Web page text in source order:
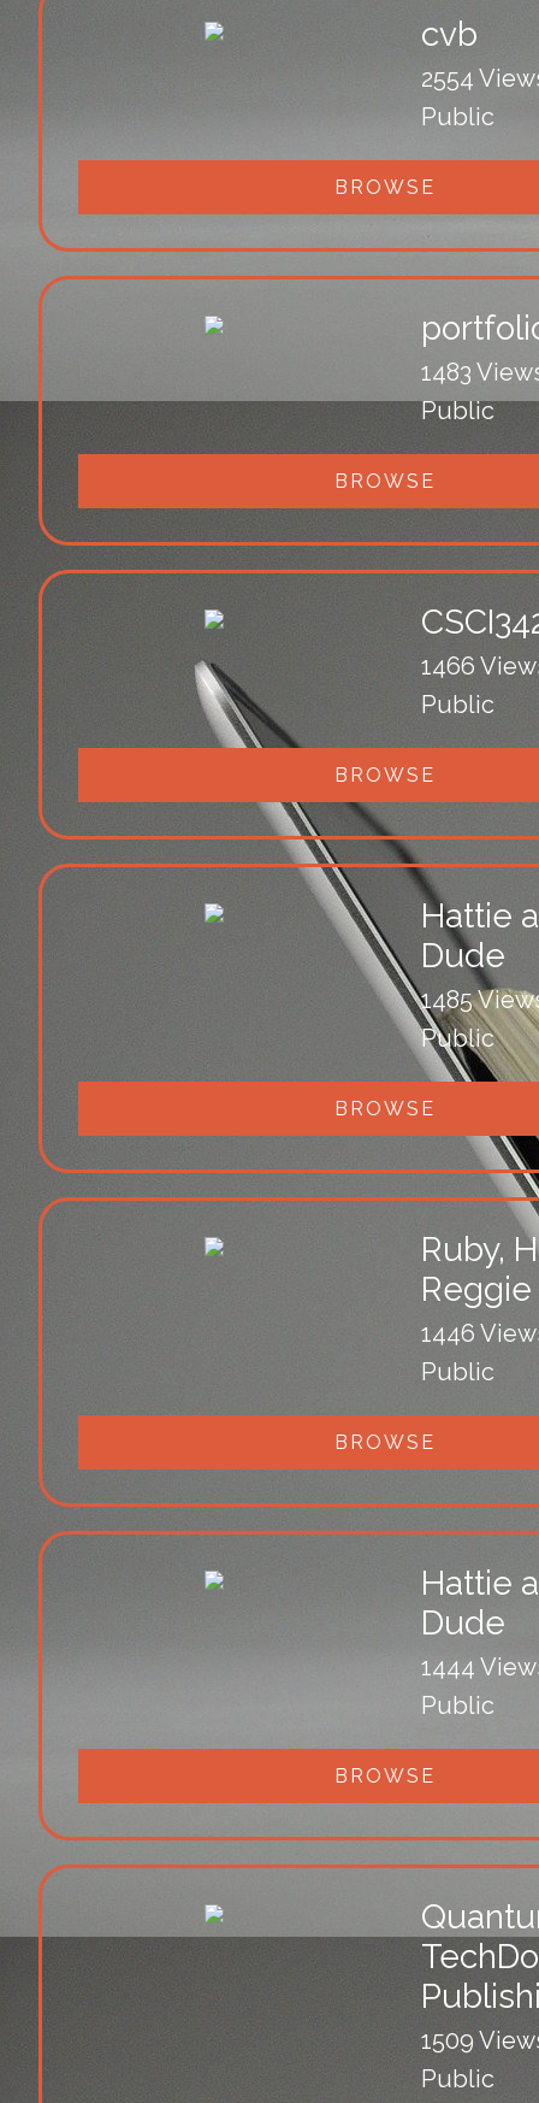
cvb
2554
Public
BROWSE
1483
Public
BROWSE
1466
Public
BROWSE
Hattie
Dude
1485
Public
BROWSE
Ruby,
Reggie
1446
Public
BROWSE
Hattie
Dude
1444
Public
BROWSE
1509
Public